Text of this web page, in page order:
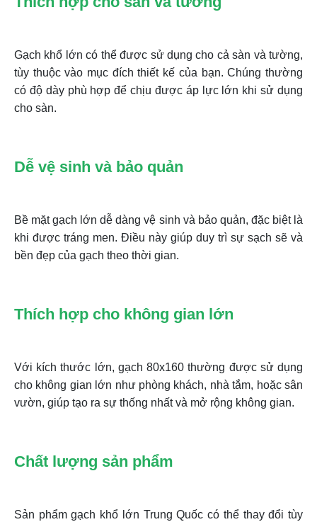
Gạch khổ lớn có thể được sử dụng cho cả sàn và tường,
tùy thuộc vào mục đích thiết kế của bạn. Chúng thường
có độ dày phù hợp để chịu được áp lực lớn khi sử dụng
cho sàn.
Dễ vệ sinh và bảo quản
Bề mặt gạch lớn dễ dàng vệ sinh và bảo quản, đặc biệt là
khi được tráng men. Điều này giúp duy trì sự sạch sẽ và
bền đẹp của gạch theo thời gian.
Thích hợp cho không gian lớn
Với kích thước lớn, gạch 80x160 thường được sử dụng
cho không gian lớn như phòng khách, nhà tắm, hoặc sân
vườn, giúp tạo ra sự thống nhất và mở rộng không gian.
Chất lượng sản phẩm
Sản phẩm gạch khổ lớn Trung Quốc có thể thay đổi tùy